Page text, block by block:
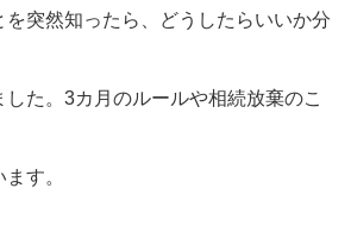
突然知ったら、どうしたらいいか分
た。3カ月のルールや相続放棄のこ
す。